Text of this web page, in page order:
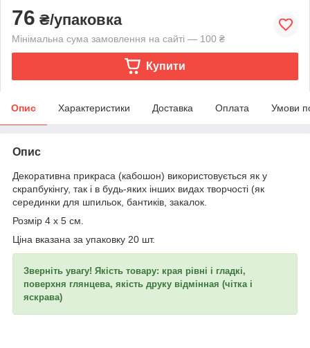
76 ₴/упаковка
Мінімальна сума замовлення на сайті — 100 ₴
Купити
Опис Характеристики Доставка Оплата Умови
Опис
Декоративна прикраса (кабошон) використовується як у
скрапбукінгу, так і в будь-яких інших видах творчості (як
серединки для шпильок, бантиків, закалок.
Розмір 4 х 5 см.
Ціна вказана за упаковку 20 шт.
Зверніть увагу! Якість товару: края рівні і гладкі,
поверхня глянцева, якість друку відмінная (чітка і
яскрава)